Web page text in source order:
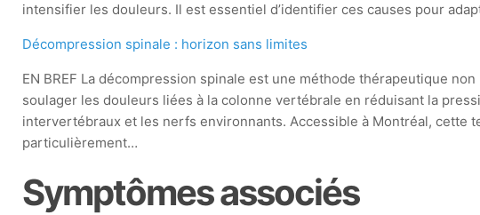
intensifier les douleurs. Il est essentiel d’identifier ces causes pour
Décompression spinale : horizon sans limites
EN BREF La décompression spinale est une méthode thérapeutique
soulager les douleurs liées à la colonne vertébrale en réduisant la
intervertébraux et les nerfs environnants. Accessible à Montréal, cette
particulièrement…
Symptômes associés